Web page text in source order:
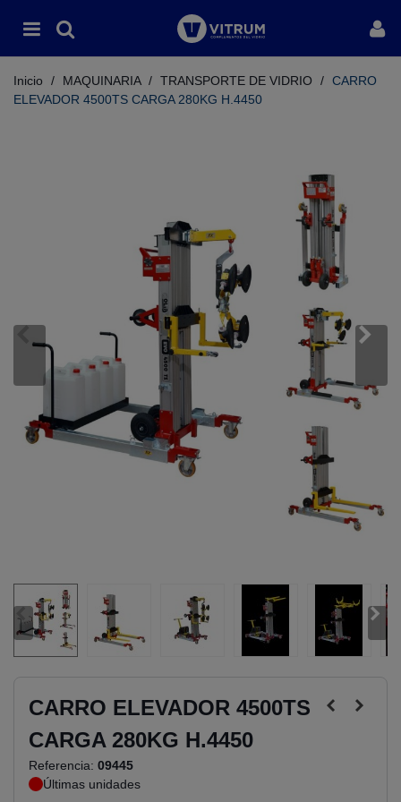
Inicio / MAQUINARIA / TRANSPORTE DE VIDRIO / CARRO
ELEVADOR 4500TS CARGA 280KG H.4450
CARRO ELEVADOR 4500TS
CARGA 280KG H.4450
Referencia: 09445
Últimas unidades